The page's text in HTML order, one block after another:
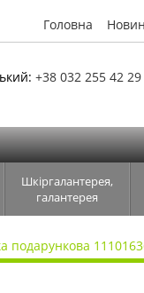
Головна
+38 032 255 42 29
Шкіргалантерея,
галантерея
подарункова